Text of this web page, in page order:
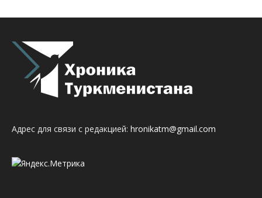
Адрес для связи с редакцией: hronikatm@gmail.com